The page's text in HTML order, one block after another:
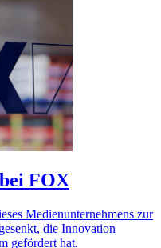
FOX
Medienunternehmens zur
die Innovation
gefördert hat.